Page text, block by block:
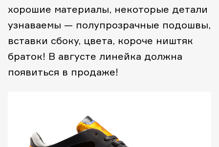
хорошие материалы, некоторые детали
узнаваемы — полупрозрачные подошвы,
вставки сбоку, цвета, короче ништяк
браток! В августе линейка должна
появиться в продаже!